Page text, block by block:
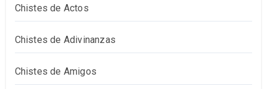
Chistes de Actos
Chistes de Adivinanzas
Chistes de Amigos